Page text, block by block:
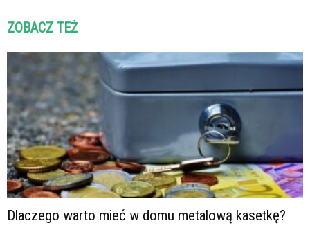
ZOBACZ TEŻ
Dlaczego warto mieć w domu metalową kasetkę?